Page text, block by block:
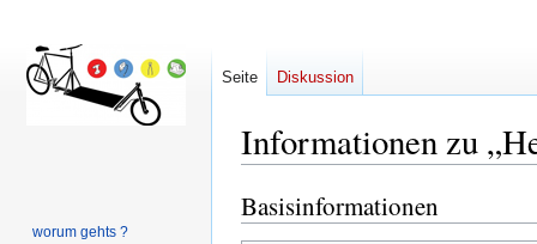
Informationen zu
Zur
Navigation
Zur
Suche
Basisinformationen
Seite Diskussion
worum gehts ?